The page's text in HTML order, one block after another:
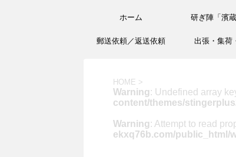
ホーム 研ぎ陣「濱
郵送依頼／返送依頼 出張・集荷
HOME >
Warning: Undefined array
content/themes/
Warning: Attempt to read
ekxq76b.com/public_html/